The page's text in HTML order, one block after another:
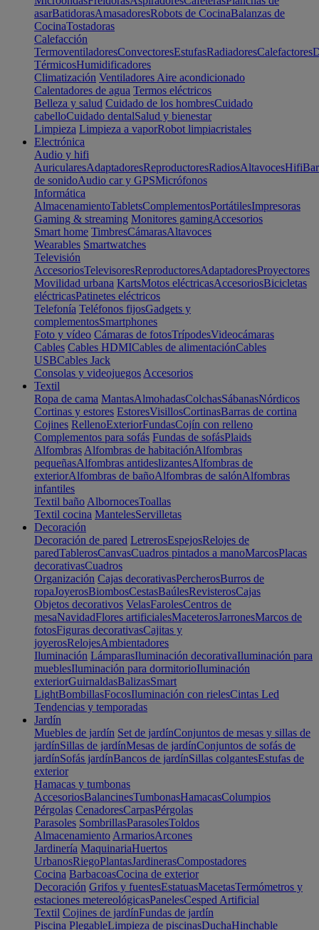
asarBatidorasAmasadoresRobots de CocinaBalanzas de
CocinaTostadoras
Calefacción
TermoventiladoresConvectoresEstufasRadiadoresCalefactores
TérmicosHumidificadores
Climatización Ventiladores Aire acondicionado
Calentadores de agua Termos eléctricos
Belleza y salud Cuidado de los hombresCuidado
cabelloCuidado dentalSalud y bienestar
Limpieza Limpieza a vaporRobot limpiacristales
Electrónica
Audio y hifi
AuricularesAdaptadoresReproductoresRadiosAltavocesHifi
de sonidoAudio car y GPSMicrófonos
Informática
AlmacenamientoTabletsComplementosPortátilesImpresoras
Gaming & streaming Monitores gamingAccesorios
Smart home TimbresCámarasAltavoces
Wearables Smartwatches
Televisión
AccesoriosTelevisoresReproductoresAdaptadoresProyectores
Movilidad urbana KartsMotos eléctricasAccesoriosBicicletas
eléctricasPatinetes eléctricos
Telefonía Teléfonos fijosGadgets y
complementosSmartphones
Foto y vídeo Cámaras de fotosTrípodesVideocámaras
Cables Cables HDMICables de alimentaciónCables
USBCables Jack
Consolas y videojuegos Accesorios
Textil
Ropa de cama MantasAlmohadasColchasSábanasNórdicos
Cortinas y estores EstoresVisillosCortinasBarras de cortina
Cojines RellenoExteriorFundasCojín con relleno
Complementos para sofás Fundas de sofásPlaids
Alfombras Alfombras de habitaciónAlfombras
pequeñasAlfombras antideslizantesAlfombras de
exteriorAlfombras de bañoAlfombras de salónAlfombras
infantiles
Textil baño AlbornocesToallas
Textil cocina MantelesServilletas
Decoración
Decoración de pared LetrerosEspejosRelojes de
paredTablerosCanvasCuadros pintados a manoMarcosPlacas
decorativasCuadros
Organización Cajas decorativasPercherosBurros de
ropaJoyerosBiombosCestasBaúlesRevisterosCajas
Objetos decorativos VelasFarolesCentros de
mesaNavidadFlores artificialesMaceterosJarronesMarcos de
fotosFiguras decorativasCajitas y
joyerosRelojesAmbientadores
Iluminación LámparasIluminación decorativaIluminación para
mueblesIluminación para dormitorioIluminación
exteriorGuirnaldasBalizasSmart
LightBombillasFocosIluminación con rielesCintas Led
Tendencias y temporadas
Jardín
Muebles de jardín Set de jardínConjuntos de mesas y sillas de
jardínSillas de jardínMesas de jardínConjuntos de sofás de
jardínSofás jardínBancos de jardínSillas colgantesEstufas de
exterior
Hamacas y tumbonas
AccesoriosBalancinesTumbonasHamacasColumpios
Pérgolas CenadoresCarpasPérgolas
Parasoles SombrillasParasolesToldos
Almacenamiento ArmariosArcones
Jardinería MaquinariaHuertos
UrbanosRiegoPlantasJardinerasCompostadores
Cocina BarbacoasCocina de exterior
Decoración Grifos y fuentesEstatuasMacetasTermómetros y
estaciones metereológicasPanelesCesped Artificial
Textil Cojines de jardínFundas de jardín
Piscina PlegableLimpieza de piscinasDuchaHinchable